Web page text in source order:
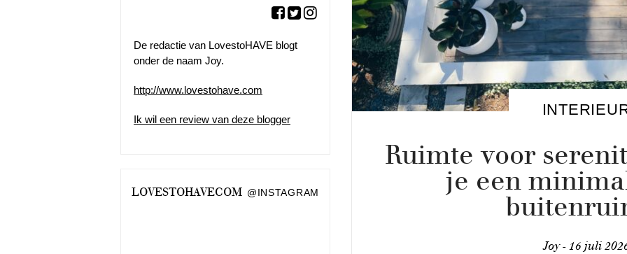
De redactie van LovestoHAVE blogt
onder de naam Joy.
http://www.lovestohave.com
Ik wil een review van deze blogger
LOVESTOHAVECOM @INSTAGRAM
Ruimte voor
je een
Joy - 16 juli